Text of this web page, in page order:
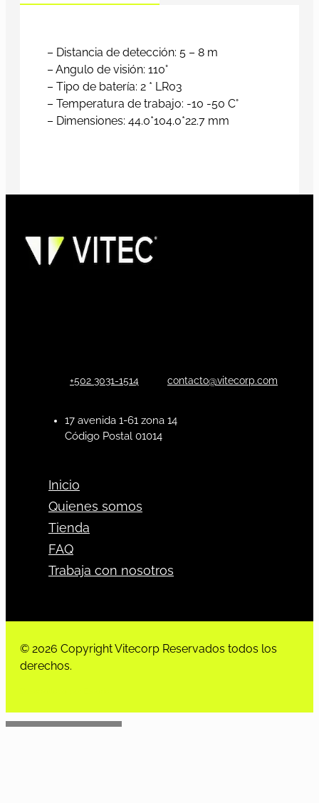
– Distancia de detección: 5 – 8 m
– Angulo de visión: 110°
– Tipo de batería: 2 * LR03
– Temperatura de trabajo: -10 -50 C°
– Dimensiones: 44.0*104.0*22.7 mm
+502 3031-1514 contacto@vitecorp.com
17 avenida 1-61 zona 14
Código Postal 01014
Inicio
Quienes somos
Tienda
FAQ
Trabaja con nosotros
© 2026 Copyright Vitecorp Reservados todos los
derechos.